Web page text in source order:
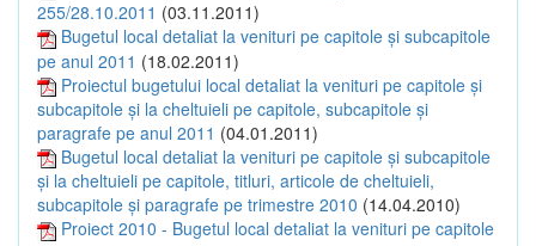
255/28.10.2011 (03.11.2011)
Bugetul local detaliat la venituri pe capitole şi subcapitole
pe anul 2011 (18.02.2011)
Proiectul bugetului local detaliat la venituri pe capitole şi
subcapitole şi la cheltuieli pe capitole, subcapitole şi
paragrafe pe anul 2011 (04.01.2011)
Bugetul local detaliat la venituri pe capitole şi subcapitole
şi la cheltuieli pe capitole, titluri, articole de cheltuieli,
subcapitole şi paragrafe pe trimestre 2010 (14.04.2010)
Proiect 2010 - Bugetul local detaliat la venituri pe capitole